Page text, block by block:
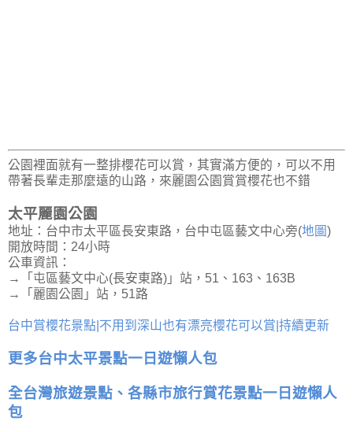
公園裡面就有一整排櫻花可以賞，其實滿方便的，可以不用
帶著長輩走那麼遠的山路，來麗園公園賞賞櫻花也不錯
太平麗園公園
地址：台中市太平區長安東路，台中屯區藝文中心旁(地圖)
開放時間：24小時
公車資訊：
→「屯區藝文中心(長安東路)」站，51、163、163B
→「麗園公園」站，51路
台中賞櫻花景點|不用到深山也有漂亮櫻花可以賞|持續更新
更多台中太平景點一日遊懶人包
全台灣旅遊景點、各縣市旅行賞花景點一日遊懶人
包